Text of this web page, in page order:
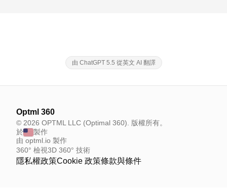
由 ChatGPT 5.5 從英文 AI 翻譯
Optml 360
© 2026 OPTML LLC (Optimal 360). 版權所有。
於
製作
由 optml.io 製作
360° 檢視3D 360° 技術
隱私權政策Cookie 政策條款與條件